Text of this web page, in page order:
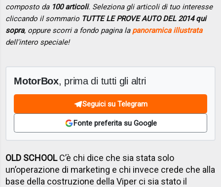
composto da 100 articoli. Seleziona gli articoli di tuo interesse
cliccando il sommario TUTTE LE PROVE AUTO DEL 2014 qui
sopra, oppure scorri a fondo pagina la panoramica illustrata
dell'intero speciale!
MotorBox, prima di tutti gli altri
Seguici su Telegram
Fonte preferita su Google
OLD SCHOOLC’è chi dice che sia stata solo
un’operazione di marketing e chi invece crede che alla
base della costruzione della Viper ci sia stato il